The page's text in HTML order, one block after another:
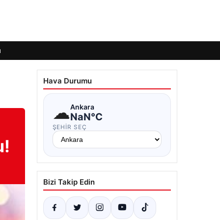
Hava Durumu
☁Ankara
NaN°C
ŞEHIR SEÇ
Bizi Takip Edin